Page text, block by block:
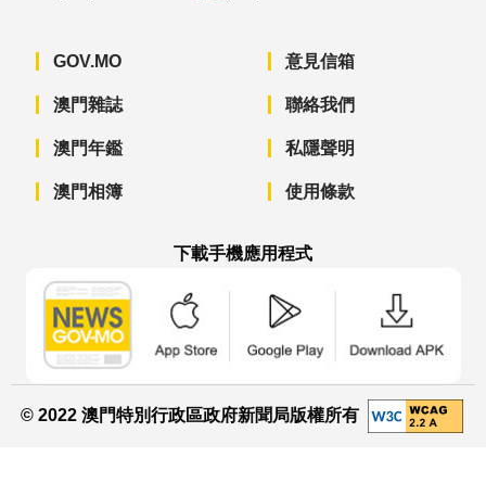
GOV.MO
澳門雜誌
澳門年鑑
澳門相簿
意見信箱
聯絡我們
私隱聲明
使用條款
下載手機應用程式
© 2022 澳門特別行政區政府新聞局版權所有